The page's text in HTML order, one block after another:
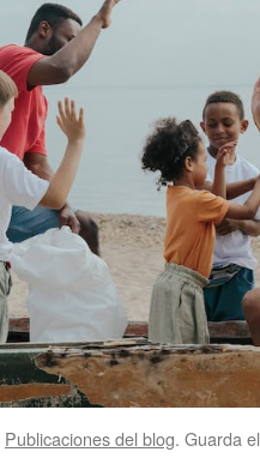
Publicaciones del blog. Guarda